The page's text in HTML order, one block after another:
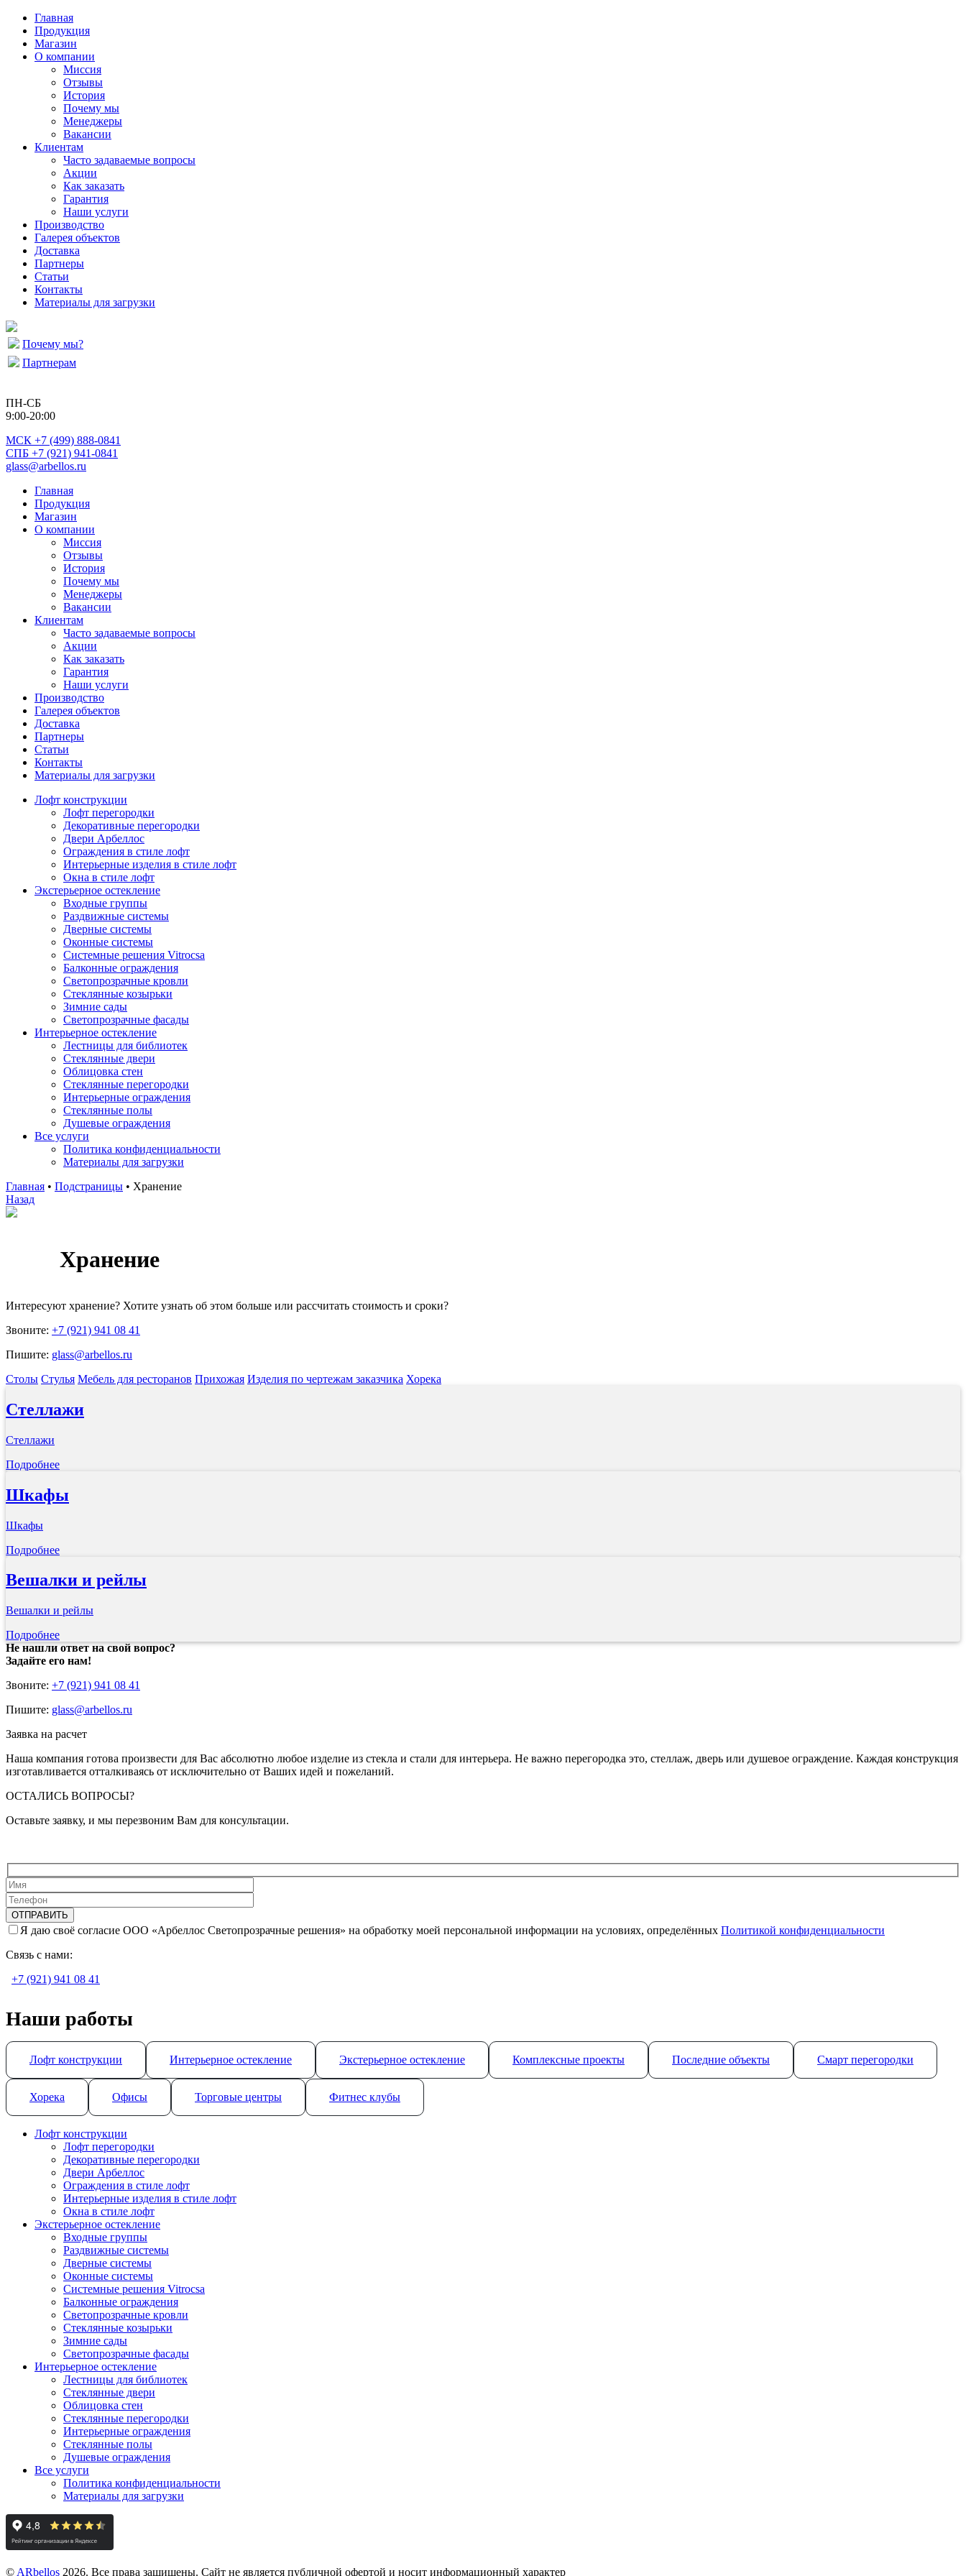
Главная
Продукция
Магазин
О компании
Миссия
Отзывы
История
Почему мы
Менеджеры
Вакансии
Клиентам
Часто задаваемые вопросы
Акции
Как заказать
Гарантия
Наши услуги
Производство
Галерея объектов
Доставка
Партнеры
Статьи
Контакты
Материалы для загрузки
Почему мы?
Партнерам
ПН-СБ
9:00-20:00
МСК +7 (499) 888-0841
СПБ +7 (921) 941-0841
glass@arbellos.ru
Главная
Продукция
Магазин
О компании
Миссия
Отзывы
История
Почему мы
Менеджеры
Вакансии
Клиентам
Часто задаваемые вопросы
Акции
Как заказать
Гарантия
Наши услуги
Производство
Галерея объектов
Доставка
Партнеры
Статьи
Контакты
Материалы для загрузки
Лофт конструкции
Лофт перегородки
Декоративные перегородки
Двери Арбеллос
Ограждения в стиле лофт
Интерьерные изделия в стиле лофт
Окна в стиле лофт
Экстерьерное остекление
Входные группы
Раздвижные системы
Дверные системы
Оконные системы
Системные решения Vitrocsa
Балконные ограждения
Светопрозрачные кровли
Стеклянные козырьки
Зимние сады
Светопрозрачные фасады
Интерьерное остекление
Лестницы для библиотек
Стеклянные двери
Облицовка стен
Стеклянные перегородки
Интерьерные ограждения
Стеклянные полы
Душевые ограждения
Все услуги
Политика конфиденциальности
Материалы для загрузки
Главная • Подстраницы • Хранение
Назад
Хранение
Интересуют хранение? Хотите узнать об этом больше или рассчитать стоимость и сроки?
Звоните: +7 (921) 941 08 41
Пишите: glass@arbellos.ru
Столы Стулья Мебель для ресторанов Прихожая Изделия по чертежам заказчика Хорека
Стеллажи
Стеллажи
Подробнее
Шкафы
Шкафы
Подробнее
Вешалки и рейлы
Вешалки и рейлы
Подробнее
Не нашли ответ на свой вопрос?
Задайте его нам!
Звоните: +7 (921) 941 08 41
Пишите: glass@arbellos.ru
Заявка на расчет
Наша компания готова произвести для Вас абсолютно любое изделие из стекла и стали для интерьера. Не важно перегородка это, стеллаж, дверь или душевое ограждение. Каждая конструкция
изготавливается отталкиваясь от исключительно от Ваших идей и пожеланий.
ОСТАЛИСЬ ВОПРОСЫ?
Оставьте заявку, и мы перезвоним Вам для консультации.
Я даю своё согласие ООО «Арбеллос Светопрозрачные решения» на обработку моей персональной информации на условиях, определённых Политикой конфиденциальности
Связь с нами:
+7 (921) 941 08 41
Наши работы
Лофт конструкции Интерьерное остекление Экстерьерное остекление Комплексные проекты Последние объекты Смарт перегородки
Хорека Офисы Торговые центры Фитнес клубы
Лофт конструкции
Лофт перегородки
Декоративные перегородки
Двери Арбеллос
Ограждения в стиле лофт
Интерьерные изделия в стиле лофт
Окна в стиле лофт
Экстерьерное остекление
Входные группы
Раздвижные системы
Дверные системы
Оконные системы
Системные решения Vitrocsa
Балконные ограждения
Светопрозрачные кровли
Стеклянные козырьки
Зимние сады
Светопрозрачные фасады
Интерьерное остекление
Лестницы для библиотек
Стеклянные двери
Облицовка стен
Стеклянные перегородки
Интерьерные ограждения
Стеклянные полы
Душевые ограждения
Все услуги
Политика конфиденциальности
Материалы для загрузки
© ARbellos 2026. Все права защищены. Сайт не является публичной офертой и носит информационный характер